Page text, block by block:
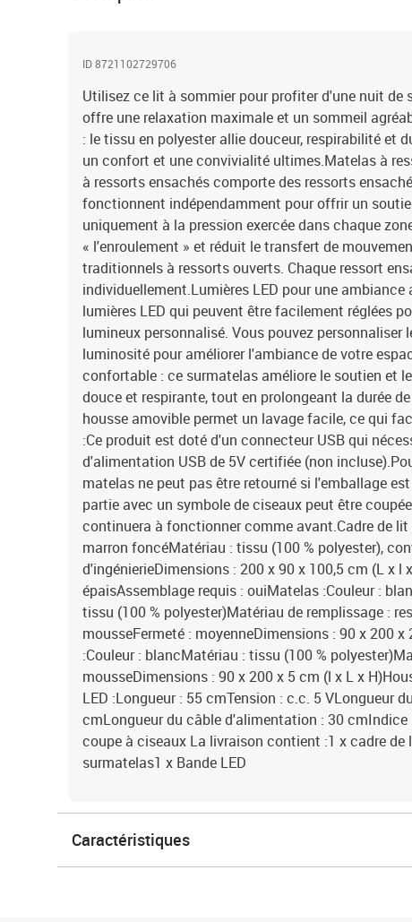
ID 8721102729706
Utilisez ce lit à sommier pour profiter d'une nuit de
offre une relaxation maximale et un sommeil
: le tissu en polyester allie douceur, respirabilité et
un confort et une convivialité ultimes.Matelas à
à ressorts ensachés comporte des ressorts
fonctionnent indépendamment pour offrir un
uniquement à la pression exercée dans chaque
« l'enroulement » et réduit le transfert de
traditionnels à ressorts ouverts. Chaque ressort
individuellement.Lumières LED pour une ambiance
lumières LED qui peuvent être facilement réglées
lumineux personnalisé. Vous pouvez personnaliser
luminosité pour améliorer l'ambiance de votre
confortable : ce surmatelas améliore le soutien et
douce et respirante, tout en prolongeant la durée
housse amovible permet un lavage facile, ce qui
:Ce produit est doté d'un connecteur USB qui
d'alimentation USB de 5V certifiée (non
matelas ne peut pas être retourné si l'emballage
partie avec un symbole de ciseaux peut être
continuera à fonctionner comme avant.Cadre de lit
marron foncéMatériau : tissu (100 % polyester),
d'ingénierieDimensions : 200 x 90 x 100,5 cm (L x l
épaisAssemblage requis : ouiMatelas :Couleur :
tissu (100 % polyester)Matériau de remplissage :
mousseFermeté : moyenneDimensions : 90 x 200
:Couleur : blancMatériau : tissu (100 %
mousseDimensions : 90 x 200 x 5 cm (l x L x
LED :Longueur : 55 cmTension : c.c. 5 VLongueur
cmLongueur du câble d'alimentation : 30 cmIndice
coupe à ciseaux La livraison contient :1 x cadre
surmatelas1 x Bande LED
Caractéristiques